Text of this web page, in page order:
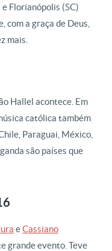
Florianópolis (SC)
com a graça de Deus,
mais.
Hallel acontece. Em
católica também
Paraguai, México,
são países que
eCassiano
grande evento. Teve